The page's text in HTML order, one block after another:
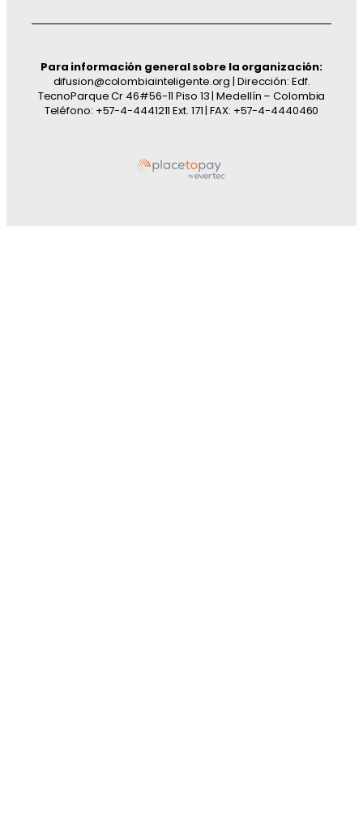
Para información general sobre la organización:
difusion@colombiainteligente.org | Dirección: Edf.
TecnoParque Cr 46#56-11 Piso 13 | Medellín – Colombia
Teléfono: +57-4-4441211 Ext. 171 | FAX: +57-4-4440460